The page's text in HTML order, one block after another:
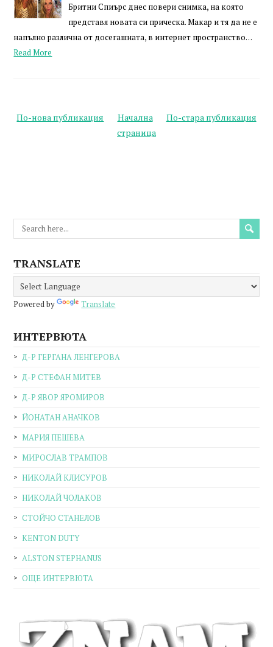
Бритни Спиърс днес повери снимка, на която
представя новата си прическа. Макар и тя да не е
напълно различна от досегашната, в интернет пространство…
Read More
По-нова публикация По-стара публикация
Начална
страница
TRANSLATE
Powered by Translate
ИНТЕРВЮТА
Д-Р ГЕРГАНА ЛЕНГЕРОВА
Д-Р СТЕФАН МИТЕВ
Д-Р ЯВОР ЯРОМИРОВ
ЙОНАТАН АНАЧКОВ
МАРИЯ ПЕШЕВА
МИРОСЛАВ ТРАМПОВ
НИКОЛАЙ КЛИСУРОВ
НИКОЛАЙ ЧОЛАКОВ
СТОЙЧО СТАНЕЛОВ
KENTON DUTY
ALSTON STEPHANUS
ОЩЕ ИНТЕРВЮТА